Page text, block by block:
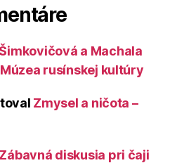
Šimkovičová a Machala
rusínskej kultúry
Zmysel a ničota –
Zábavná diskusia pri čaji